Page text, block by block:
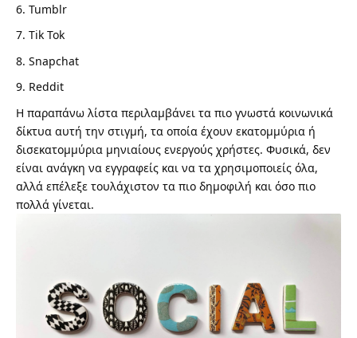
Tumblr
Tik Tok
Snapchat
Reddit
Η παραπάνω λίστα περιλαμβάνει τα πιο γνωστά κοινωνικά
δίκτυα αυτή την στιγμή, τα οποία έχουν εκατομμύρια ή
δισεκατομμύρια μηνιαίους ενεργούς χρήστες. Φυσικά, δεν
είναι ανάγκη να εγγραφείς και να τα χρησιμοποιείς όλα,
αλλά επέλεξε τουλάχιστον τα πιο δημοφιλή και όσο πιο
πολλά γίνεται.